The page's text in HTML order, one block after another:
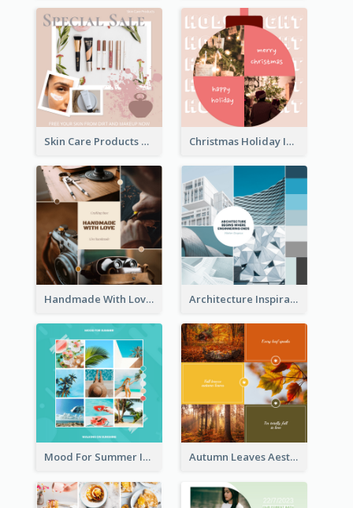
Skin Care Products Special Sale Instagram Post Christmas Holiday Instagram Post
Handmade With Love Instagram Post Architecture Inspirational Quote Instagram Post
Mood For Summer Instagram Post Autumn Leaves Aesthetics Instagram Post